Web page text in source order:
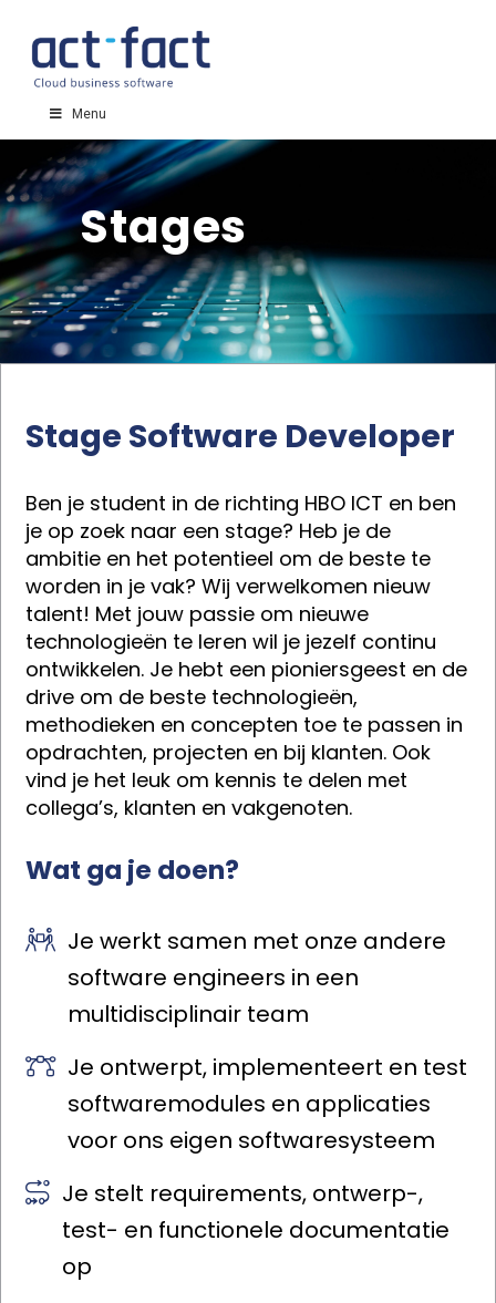
Menu
Stages
Stage Software Developer
Ben je student in de richting HBO ICT en ben
je op zoek naar een stage? Heb je de
ambitie en het potentieel om de beste te
worden in je vak? Wij verwelkomen nieuw
talent! Met jouw passie om nieuwe
technologieën te leren wil je jezelf continu
ontwikkelen. Je hebt een pioniersgeest en de
drive om de beste technologieën,
methodieken en concepten toe te passen in
opdrachten, projecten en bij klanten. Ook
vind je het leuk om kennis te delen met
collega’s, klanten en vakgenoten.
Wat ga je doen?
Je werkt samen met onze andere
software engineers in een
multidisciplinair team
Je ontwerpt, implementeert en test
softwaremodules en applicaties
voor ons eigen softwaresysteem
Je stelt requirements, ontwerp-,
test- en functionele documentatie
op